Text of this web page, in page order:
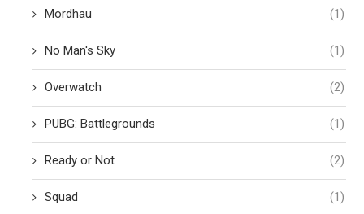
Mordhau (1)
No Man's Sky (1)
Overwatch (2)
PUBG: Battlegrounds (1)
Ready or Not (2)
Squad (1)